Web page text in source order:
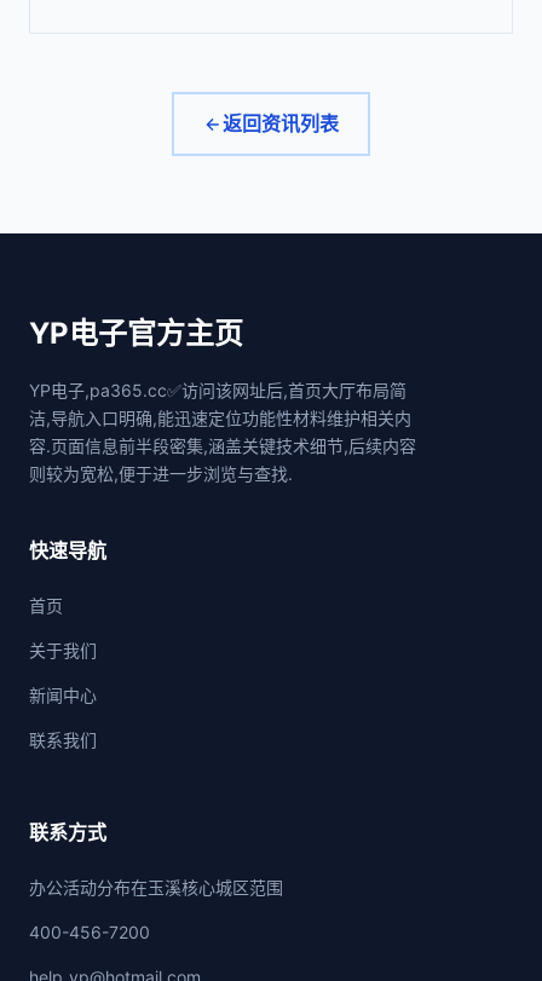
返回资讯列表
YP电子官方主页
YP电子,pa365.cc✅访问该网址后,首页大厅布局简
洁,导航入口明确,能迅速定位功能性材料维护相关内
容.页面信息前半段密集,涵盖关键技术细节,后续内容
则较为宽松,便于进一步浏览与查找.
快速导航
首页
关于我们
新闻中心
联系我们
联系方式
办公活动分布在玉溪核心城区范围
400-456-7200
help_yp@hotmail.com